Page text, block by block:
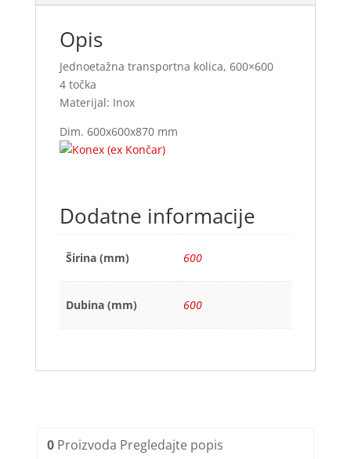
Opis
Jednoetažna transportna kolica, 600×600
4 točka
Materijal: Inox
Dim. 600x600x870 mm
Dodatne informacije
Širina (mm) 600
Dubina (mm) 600
0Proizvoda Pregledajte popis